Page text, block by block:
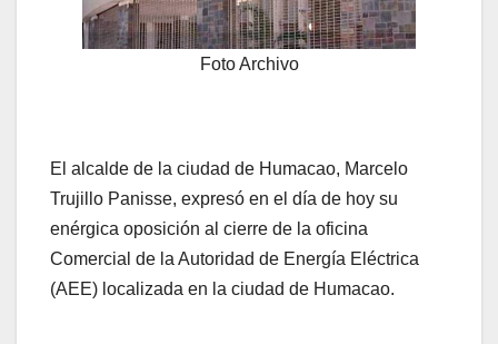
Foto Archivo
El alcalde de la ciudad de Humacao, Marcelo
Trujillo Panisse, expresó en el día de hoy su
enérgica oposición al cierre de la oficina
Comercial de la Autoridad de Energía Eléctrica
(AEE) localizada en la ciudad de Humacao.